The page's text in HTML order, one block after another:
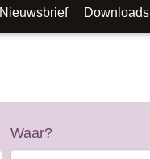
Nieuwsbrief Downloads
Waar?